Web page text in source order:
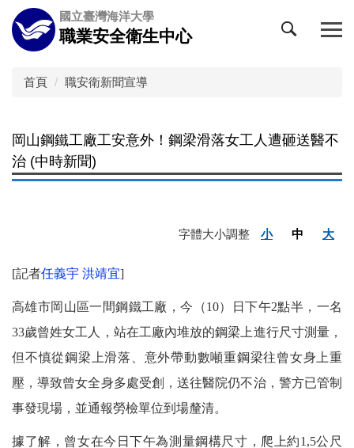
跳
到
主
國立臺灣海洋大學
職業安全衛生中心
首頁 職安衛新聞宣導
岡山鋼鐵工廠工安意外！鋼梁滑落女工人遭砸送醫不
治 (中時新聞)
字體大小調整 小 中 大
[記者任義宇 洪靖宜]
高雄市岡山區一間鋼鐵工廠，今（10）日下午2點半，一名
33歲曾姓女工人，站在工廠內堆放的鋼梁上進行尺寸測量，
但不慎從鋼梁上滑落、意外帶動數噸重鋼梁往曾女身上重
壓，導致曾女全身多處受創，送往醫院仍不治，警方已管制
事發現場，並通報勞檢單位到場釐清。
據了解，曾女在今日下午為測量鋼構尺寸，爬上約1,5公尺